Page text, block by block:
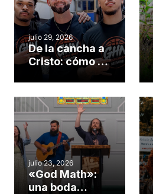
julio 29, 2026
De la cancha a
Cristo: cómo el
gimnasio de
Cary se
convirtió en un
insólito campo
misionero te
cuento
julio 23, 2026
«God Math»:
una boda